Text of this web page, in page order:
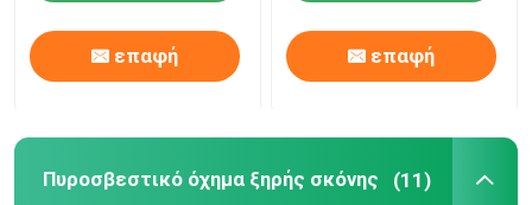
επαφή επαφή
Πυροσβεστικό όχημα ξηρής σκόνης (11)